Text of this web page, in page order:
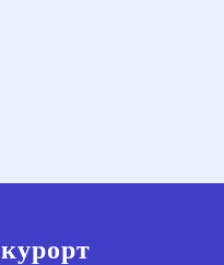
курорт